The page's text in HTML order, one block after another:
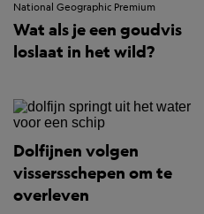
National Geographic Premium
Wat als je een goudvis
loslaat in het wild?
Dolfijnen volgen
vissersschepen om te
overleven